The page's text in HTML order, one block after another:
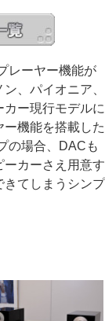
レーヤー機能が
、パイオニア、
ー現行モデルに
機能を搭載した
の場合、DACも
カーさえ用意す
きてしまうシンプ